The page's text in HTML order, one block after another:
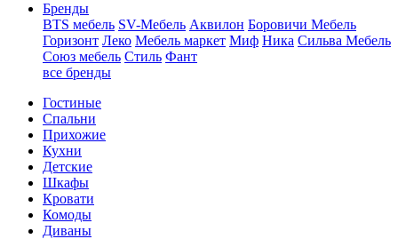
Бренды
BTS мебель SV-Мебель Аквилон Боровичи Мебель
Горизонт Леко Мебель маркет Миф Ника Сильва Мебель
Союз мебель Стиль Фант
все бренды
Гостиные
Спальни
Прихожие
Кухни
Детские
Шкафы
Кровати
Комоды
Диваны